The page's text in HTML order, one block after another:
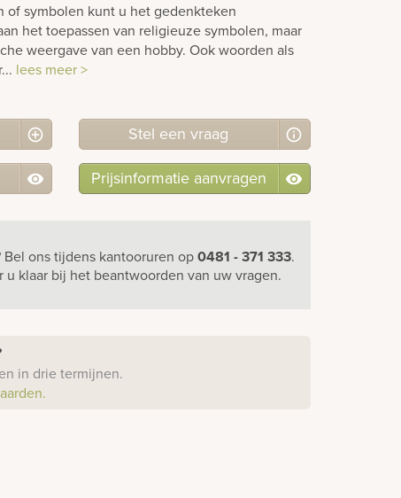
of symbolen kunt u het gedenkteken
het toepassen van religieuze symbolen, maar
weergave van een hobby. Ook woorden als
lees meer >
Stel een vraag
Prijsinformatie aanvragen
Bel onstijdens kantooruren op0481 - 371 333.
u klaar bij het beantwoorden van uw vragen.
in drie termijnen.